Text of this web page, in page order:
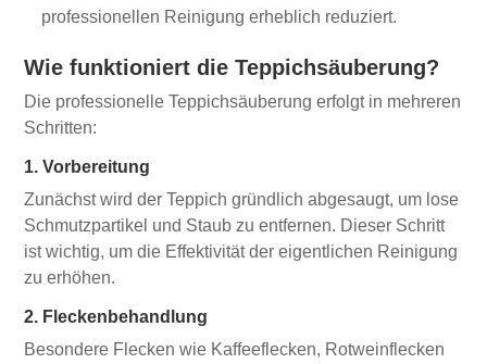
professionellen Reinigung erheblich reduziert.
Wie funktioniert die Teppichsäuberung?
Die professionelle Teppichsäuberung erfolgt in mehreren
Schritten:
1. Vorbereitung
Zunächst wird der Teppich gründlich abgesaugt, um lose
Schmutzpartikel und Staub zu entfernen. Dieser Schritt
ist wichtig, um die Effektivität der eigentlichen Reinigung
zu erhöhen.
2. Fleckenbehandlung
Besondere Flecken wie Kaffeeflecken, Rotweinflecken